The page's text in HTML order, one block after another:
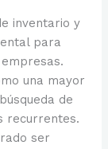
inventario y
para
una mayor
de
recurrentes.
ser